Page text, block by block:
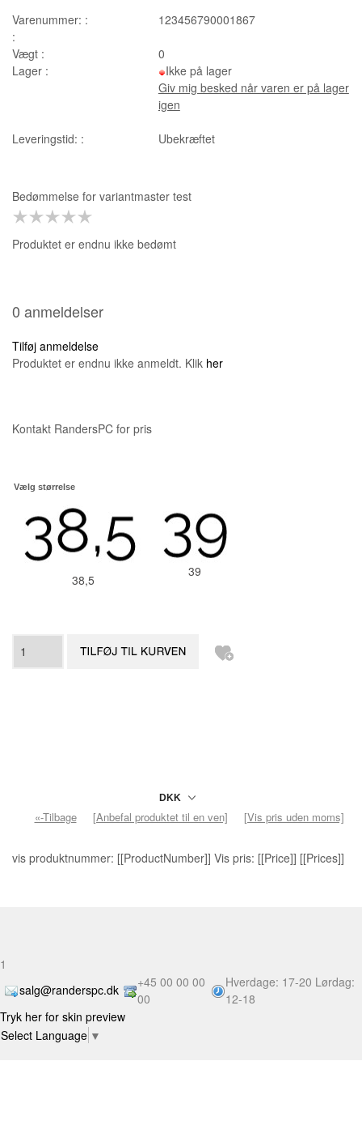
Varenummer: :
123456790001867
:
Vægt :
0
Lager :
Ikke på lager
Giv mig besked når varen er på lager
igen
Leveringstid: : Ubekræftet
Bedømmelse for variantmaster test
Produktet er endnu ikke bedømt
0 anmeldelser
Tilføj anmeldelse
Produktet er endnu ikke anmeldt. Klik her
Kontakt RandersPC for pris
Vælg størrelse
38,5
39
«-Tilbage [Anbefal produktet til en ven] [Vis pris uden moms]
vis produktnummer: [[ProductNumber]] Vis pris: [[Price]] [[Prices]]
1
salg@randerspc.dk
+45 00 00 00
00
Hverdage: 17-20 Lørdag:
12-18
Tryk her for skin preview
Select Language ▼